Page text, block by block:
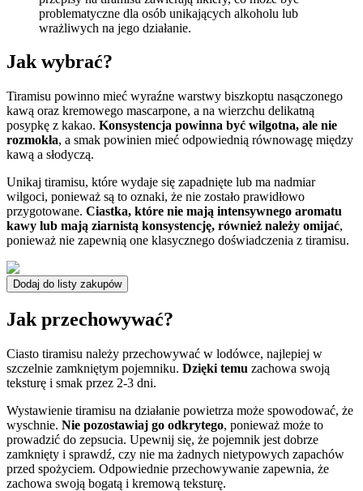
problematyczne dla osób unikających alkoholu lub
wrażliwych na jego działanie.
Jak wybrać?
Tiramisu powinno mieć wyraźne warstwy biszkoptu nasączonego
kawą oraz kremowego mascarpone, a na wierzchu delikatną
posypkę z kakao. Konsystencja powinna być wilgotna, ale nie
rozmokła, a smak powinien mieć odpowiednią równowagę między
kawą a słodyczą.
Unikaj tiramisu, które wydaje się zapadnięte lub ma nadmiar
wilgoci, ponieważ są to oznaki, że nie zostało prawidłowo
przygotowane. Ciastka, które nie mają intensywnego aromatu
kawy lub mają ziarnistą konsystencję, również należy omijać,
ponieważ nie zapewnią one klasycznego doświadczenia z tiramisu.
Dodaj do listy zakupów
Jak przechowywać?
Ciasto tiramisu należy przechowywać w lodówce, najlepiej w
szczelnie zamkniętym pojemniku. Dzięki temu zachowa swoją
teksturę i smak przez 2-3 dni.
Wystawienie tiramisu na działanie powietrza może spowodować, że
wyschnie. Nie pozostawiaj go odkrytego, ponieważ może to
prowadzić do zepsucia. Upewnij się, że pojemnik jest dobrze
zamknięty i sprawdź, czy nie ma żadnych nietypowych zapachów
przed spożyciem. Odpowiednie przechowywanie zapewnia, że
zachowa swoją bogatą i kremową teksturę.